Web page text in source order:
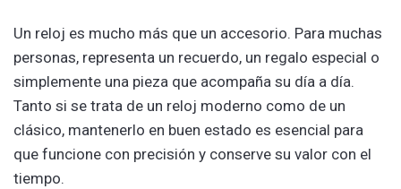
Un reloj es mucho más que un accesorio. Para muchas
personas, representa un recuerdo, un regalo especial o
simplemente una pieza que acompaña su día a día.
Tanto si se trata de un reloj moderno como de un
clásico, mantenerlo en buen estado es esencial para
que funcione con precisión y conserve su valor con el
tiempo.